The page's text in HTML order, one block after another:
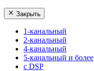
Закрыть
1-канальный
2-канальный
4-канальный
5-канальный и более
с DSP